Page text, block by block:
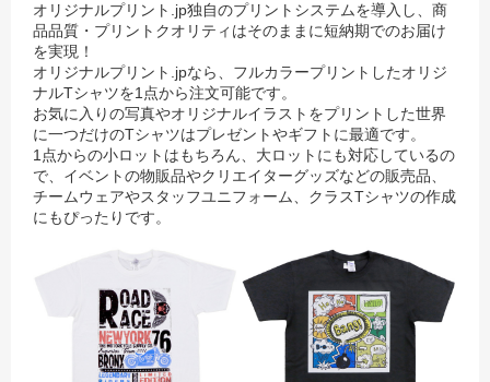
オリジナルプリント.jp独自のプリントシステムを導入し、商
品品質・プリントクオリティはそのままに短納期でのお届け
を実現！
オリジナルプリント.jpなら、フルカラープリントしたオリジ
ナルTシャツを1点から注文可能です。
お気に入りの写真やオリジナルイラストをプリントした世界
に一つだけのTシャツはプレゼントやギフトに最適です。
1点からの小ロットはもちろん、大ロットにも対応しているの
で、イベントの物販品やクリエイターグッズなどの販売品、
チームウェアやスタッフユニフォーム、クラスTシャツの作成
にもぴったりです。